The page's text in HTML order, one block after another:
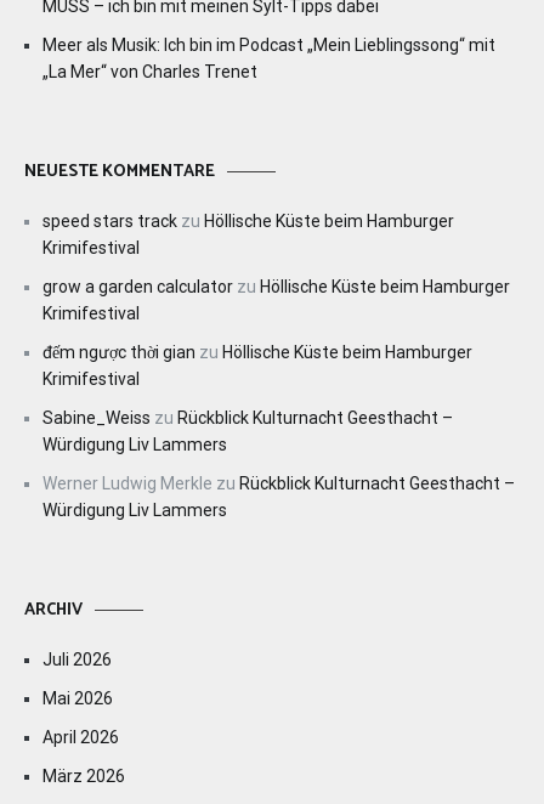
MUSS – ich bin mit meinen Sylt-Tipps dabei
Meer als Musik: Ich bin im Podcast „Mein Lieblingssong“ mit
„La Mer“ von Charles Trenet
NEUESTE KOMMENTARE
speed stars track zu Höllische Küste beim Hamburger
Krimifestival
grow a garden calculator zu Höllische Küste beim Hamburger
Krimifestival
đếm ngược thời gian zu Höllische Küste beim Hamburger
Krimifestival
Sabine_Weiss zu Rückblick Kulturnacht Geesthacht –
Würdigung Liv Lammers
Werner Ludwig Merkle zu Rückblick Kulturnacht Geesthacht –
Würdigung Liv Lammers
ARCHIV
Juli 2026
Mai 2026
April 2026
März 2026